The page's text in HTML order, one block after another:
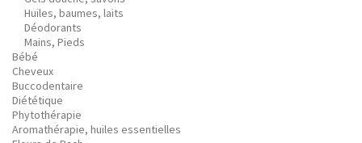
Huiles, baumes, laits
Déodorants
Mains, Pieds
Bébé
Cheveux
Buccodentaire
Diététique
Phytothérapie
Aromathérapie, huiles essentielles